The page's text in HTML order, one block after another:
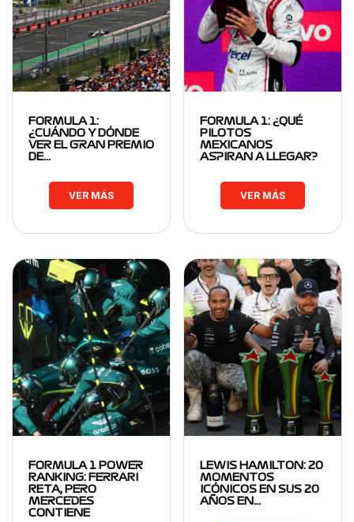
FORMULA 1:
¿CUÁNDO Y DÓNDE
VER EL GRAN PREMIO
DE…
VER MÁS
FORMULA 1: ¿QUÉ
PILOTOS
MEXICANOS
ASPIRAN A LLEGAR?
VER MÁS
FORMULA 1 POWER
RANKING: FERRARI
RETA, PERO
MERCEDES
CONTIENE
LEWIS HAMILTON: 20
MOMENTOS
ICÓNICOS EN SUS 20
AÑOS EN…